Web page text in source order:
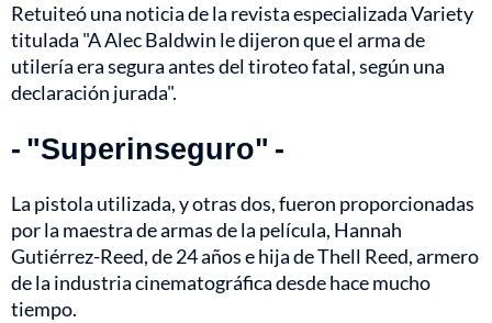
Retuiteó una noticia de la revista especializada Variety
titulada "A Alec Baldwin le dijeron que el arma de
utilería era segura antes del tiroteo fatal, según una
declaración jurada".
- "Superinseguro" -
La pistola utilizada, y otras dos, fueron proporcionadas
por la maestra de armas de la película, Hannah
Gutiérrez-Reed, de 24 años e hija de Thell Reed, armero
de la industria cinematográfica desde hace mucho
tiempo.